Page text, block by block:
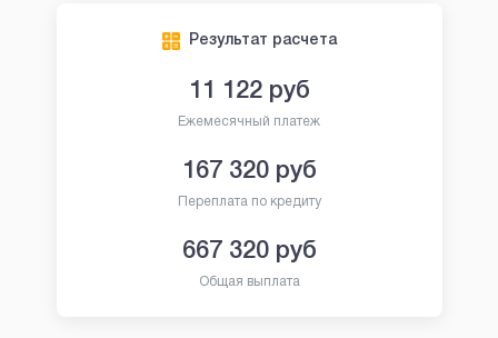
Результат расчета
11 122руб
Ежемесячный платеж
167 320руб
Переплата по кредиту
667 320руб
Общая выплата